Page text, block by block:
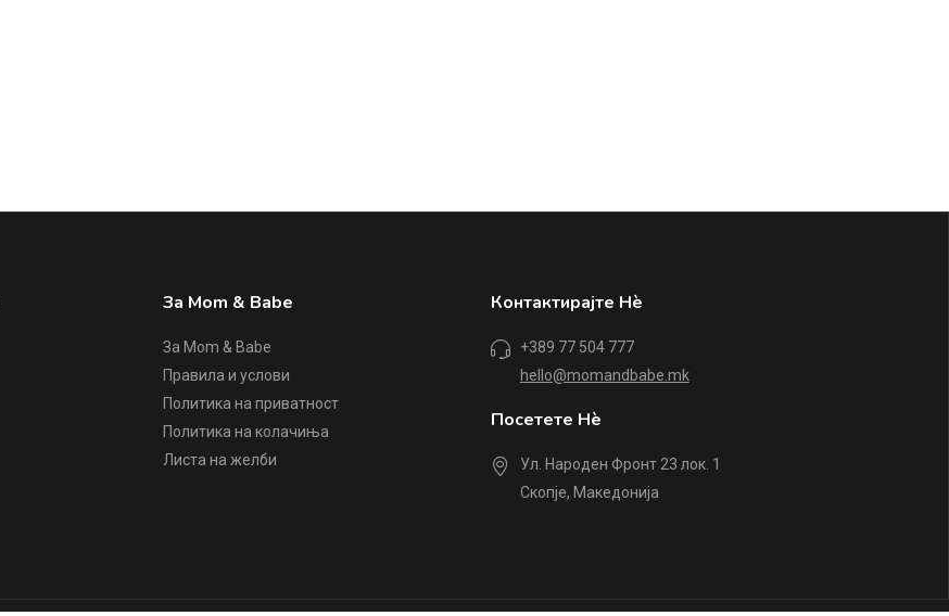
За Mom & Babe
За Mom & Babe
Правила и услови
Политика на приватност
Политика на колачиња
Листа на желби
Контактирајте Нè
+389 77 504 777
hello@momandbabe.mk
Посетете Нè
Ул. Народен Фронт 23 лок. 1
Скопје, Македонија